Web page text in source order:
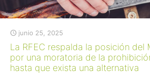
junio 25, 2025
La RFEC respalda la posición del
por una moratoria de la
hasta que exista una alternativa